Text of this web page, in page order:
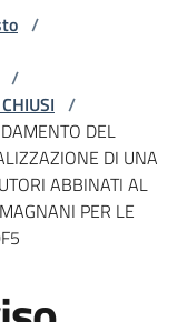
/
/
/
DEL
DI UNA
ABBINATI AL
PER LE